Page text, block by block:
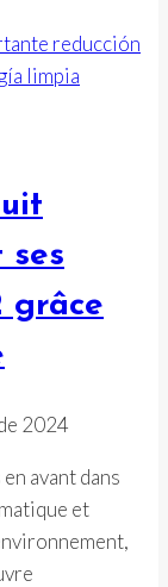
ses
grâce
2024
avant dans
et